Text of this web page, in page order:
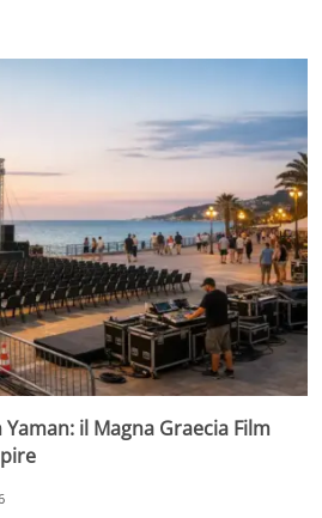
Yaman: il Magna Graecia Film